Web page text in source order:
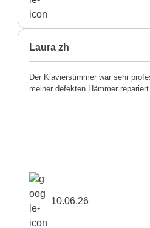
Laura zh
Der Klavierstimmer war sehr
meiner defekten Hämmer repariert.
10.06.26